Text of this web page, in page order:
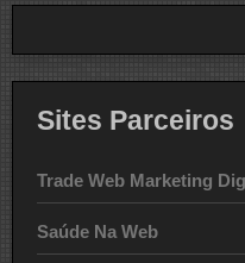
Sites Parceiros
Trade Web Marketing
Saúde Na Web